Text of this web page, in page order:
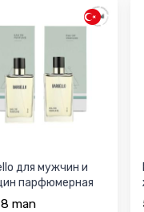
для мужчин и
парфюмерная
8 man